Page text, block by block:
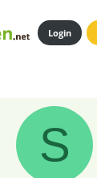
Login
S